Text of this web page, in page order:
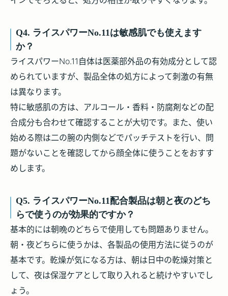
Q4. ライスパワーNo.11は敏感肌でも使えます
か？
ライスパワーNo.11自体は医薬部外品の有効成分として認
められていますが、 製品全体の処方によって刺激の有無
は異なります。
特に敏感肌の方は、アルコール・香料・防腐剤などの配
合成分も合わせて確認することが大切です。また、使い
始める際は二の腕の内側などでパッチテストを行い、問
題がないことを確認してから顔全体に使うことをおすす
めします。
Q5. ライスパワーNo.11配合製品は朝と夜のどち
らで使うのが効果的ですか？
基本的には朝晩のどちらで使用しても問題ありません。
朝・夜どちらに使うかは、各製品の使用方法に従うのが
基本です。乾燥が気になる方は、朝は日中の乾燥対策と
して、夜は保湿ケアとして取り入れると続けやすいでし
ょう。